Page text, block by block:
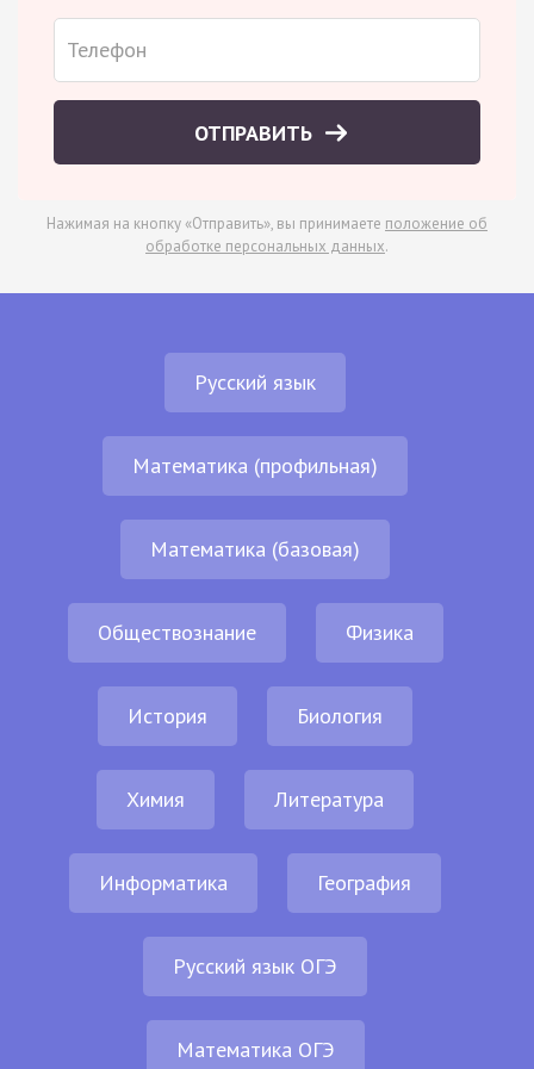
ОТПРАВИТЬ
Нажимая на кнопку «Отправить», вы принимаете положение об
обработке персональных данных.
Русский язык
Математика (профильная)
Математика (базовая)
Обществознание Физика
История Биология
Химия Литература
Информатика География
Русский язык ОГЭ
Математика ОГЭ